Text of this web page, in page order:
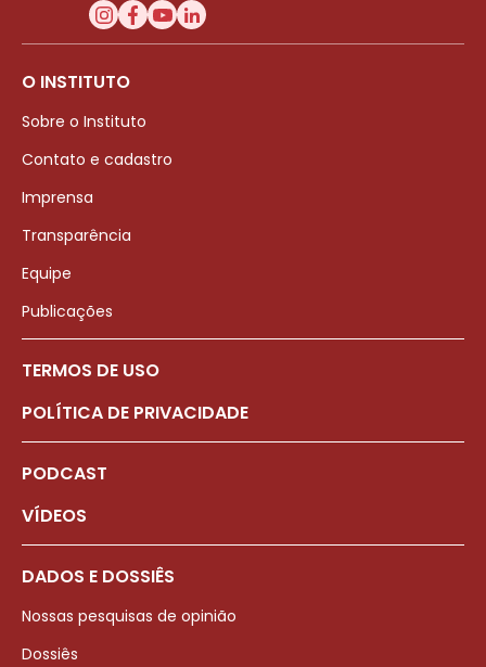
O INSTITUTO
Sobre o Instituto
Contato e cadastro
Imprensa
Transparência
Equipe
Publicações
TERMOS DE USO
POLÍTICA DE PRIVACIDADE
PODCAST
VÍDEOS
DADOS E DOSSIÊS
Nossas pesquisas de opinião
Dossiês